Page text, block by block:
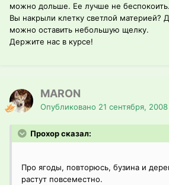
можно дольше. Ее лучше не беспокоить.
Вы накрыли клетку светлой материей?
можно оставить небольшую щелку.
Держите нас в курсе!
MARON
Опубликовано 21 сентября, 2008
Прохор сказал:
Про ягоды, повторюсь, бузина и
растут повсеместно.